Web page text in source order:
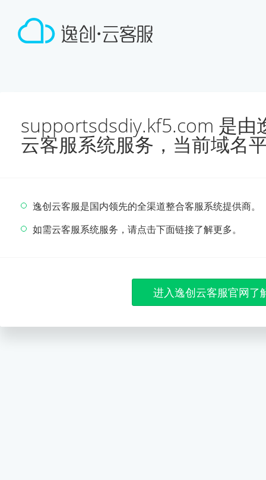
supportsdsdiy.kf5.com 是由
云客服系统服务，当前域名
逸创云客服是国内领先的全渠道整合客服系统提供商。
如需云客服系统服务，请点击下面链接了解更多。
进入逸创云客服官网了